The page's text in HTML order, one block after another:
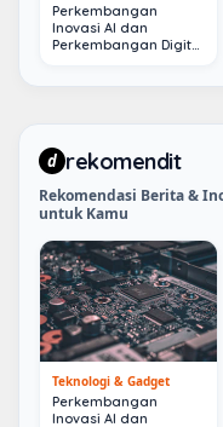
Perkembangan
Inovasi AI dan
Perkembangan Digital
d rekomendit
Rekomendasi Berita &
untuk Kamu
Teknologi & Gadget
Perkembangan
Inovasi AI dan